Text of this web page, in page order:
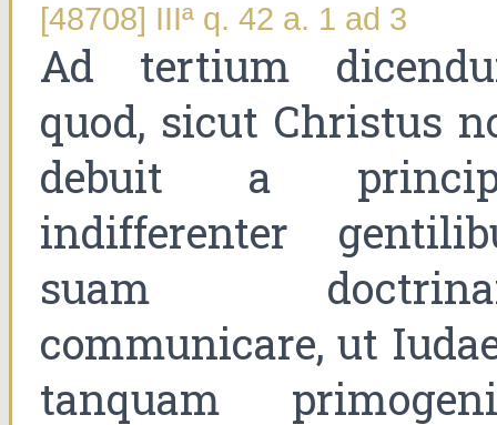
[48708] IIIª q. 42 a. 1 ad 3
Ad tertium
quod, sicut Christus
debuit a
indifferenter
suam
communicare, ut
tanquam